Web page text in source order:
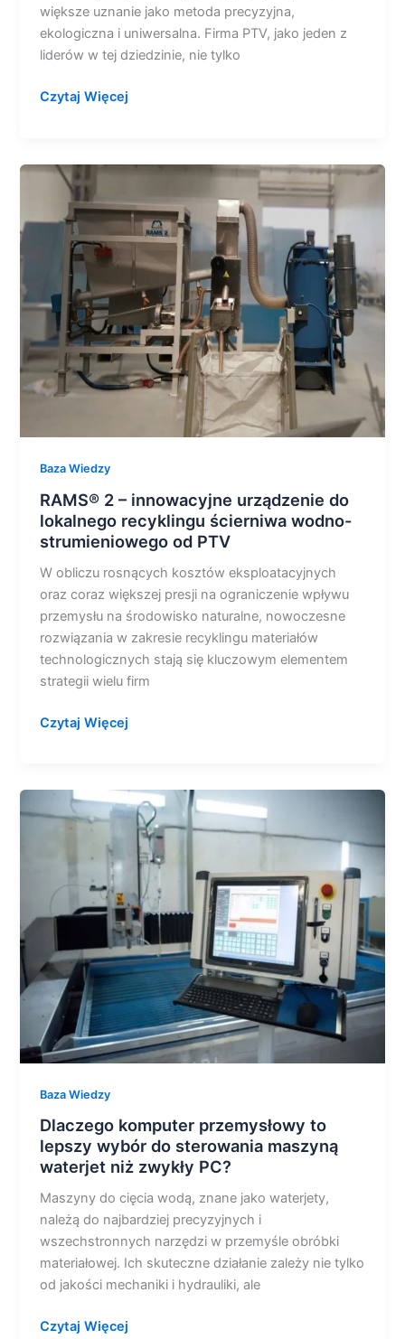
większe uznanie jako metoda precyzyjna,
ekologiczna i uniwersalna. Firma PTV, jako jeden z
liderów w tej dziedzinie, nie tylko
Czytaj Więcej
Baza Wiedzy
RAMS® 2 – innowacyjne urządzenie do
lokalnego recyklingu ścierniwa wodno-
strumieniowego od PTV
W obliczu rosnących kosztów eksploatacyjnych
oraz coraz większej presji na ograniczenie wpływu
przemysłu na środowisko naturalne, nowoczesne
rozwiązania w zakresie recyklingu materiałów
technologicznych stają się kluczowym elementem
strategii wielu firm
RAMS®
–
innowacyjne
urządzenie
lokalnego
recyklingu
ścierniwa
wodno-
strumieniowego
PTV
Czytaj Więcej
Baza Wiedzy
Dlaczego komputer przemysłowy to
lepszy wybór do sterowania maszyną
waterjet niż zwykły PC?
Maszyny do cięcia wodą, znane jako waterjety,
należą do najbardziej precyzyjnych i
wszechstronnych narzędzi w przemyśle obróbki
materiałowej. Ich skuteczne działanie zależy nie tylko
od jakości mechaniki i hydrauliki, ale
Dlaczego
komputer
przemysłowy
wybór
sterowania
maszyną
waterjet
niż
zwykły
PC?
Czytaj Więcej